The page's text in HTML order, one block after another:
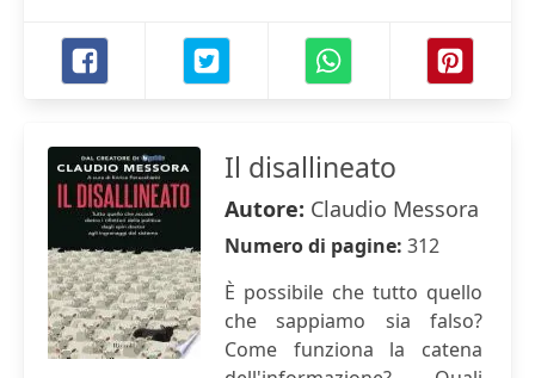
Il disallineato
Autore: Claudio Messora
Numero di pagine: 312
È possibile che tutto quello
che sappiamo sia falso?
Come funziona la catena